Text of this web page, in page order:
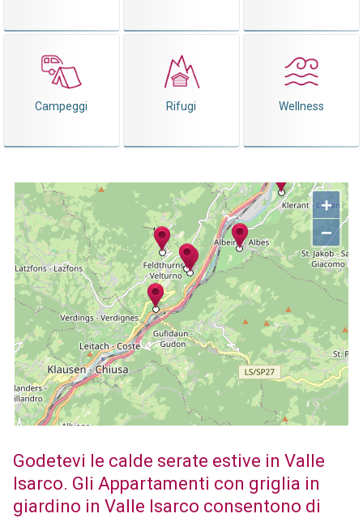
Campeggi Rifugi Wellness
+
−
Godetevi le calde serate estive in Valle
Isarco. Gli Appartamenti con griglia in
giardino in Valle Isarco consentono di